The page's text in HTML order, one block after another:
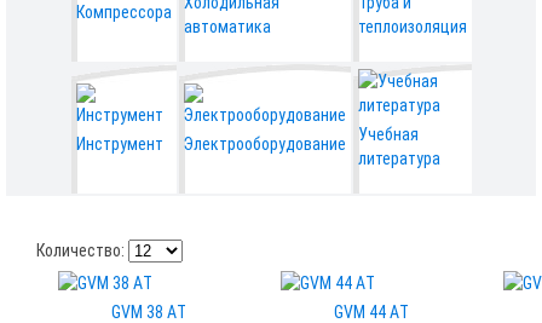
Компрессора
автоматика
теплоизоляция
Инструмент Электрооборудование
Учебная
литература
Количество:
GVM 38 AТ GVM 44 AТ